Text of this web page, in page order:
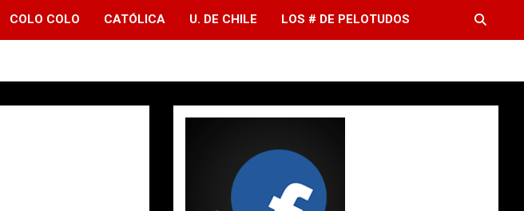
COLO COLO CATÓLICA U. DE CHILE LOS # DE PELOTUDOS